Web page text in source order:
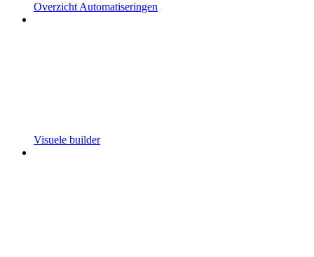
Overzicht Automatiseringen
Visuele builder